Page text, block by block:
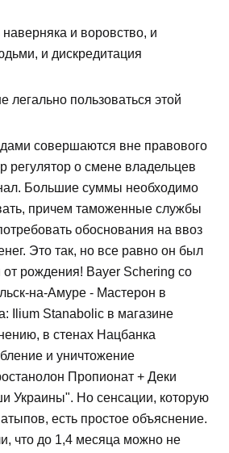
и воровство, и
и дискредитация
легально пользоваться этой
совершаются вне правового
регулятор о смене владельцев
Большие суммы необходимо
причем таможенные службы
обоснования на ввоз
Это так, но все равно он был
рождения! Bayer Schering со
на-Амуре - Мастерон в
Ilium Stanabolic в магазине
в стенах Нацбанка
и уничтожение
Пропионат + Деки
Украины". Но сенсации, которую
есть простое объяснение.
что до 1,4 месяца можно не